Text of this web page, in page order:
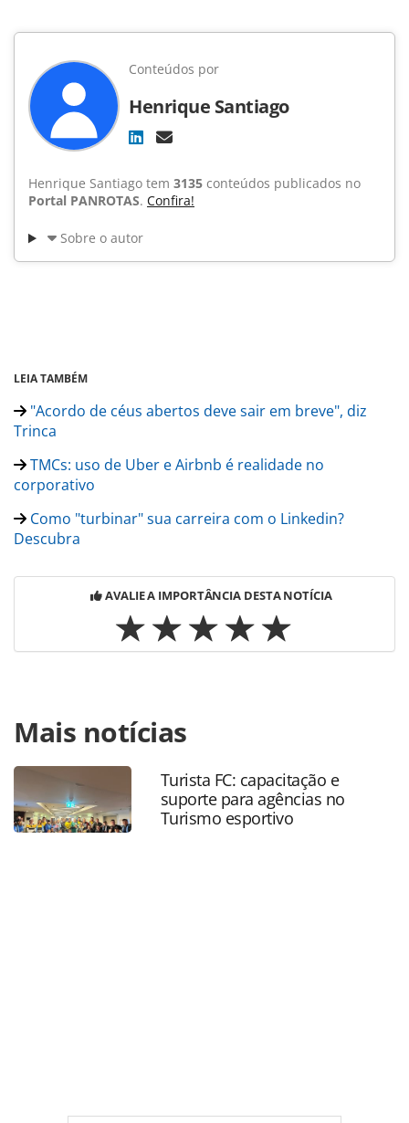
Conteúdos por
Henrique Santiago
Henrique Santiago tem 3135 conteúdos publicados no
Portal PANROTAS. Confira!
Sobre o autor
LEIA TAMBÉM
"Acordo de céus abertos deve sair em breve", diz
Trinca
TMCs: uso de Uber e Airbnb é realidade no
corporativo
Como "turbinar" sua carreira com o Linkedin?
Descubra
AVALIE A IMPORTÂNCIA DESTA NOTÍCIA
https://www.panrotas.com.br/noticia-
turismo/eventos/2016/06/conferencia-gbta-segue-intensa-
em-sao-paulo-fotos_126986.html ou as ferramentas
oferecidas na página. Todo o conteúdo produzido pela
PANROTAS Editora é protegido pela legislação brasileira
sobre direito autoral. Não reproduza o conteúdo sem
Mais notícias
Turista FC: capacitação e
suporte para agências no
Turismo esportivo